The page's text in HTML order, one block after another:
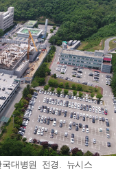
대병원 전경. 뉴시스